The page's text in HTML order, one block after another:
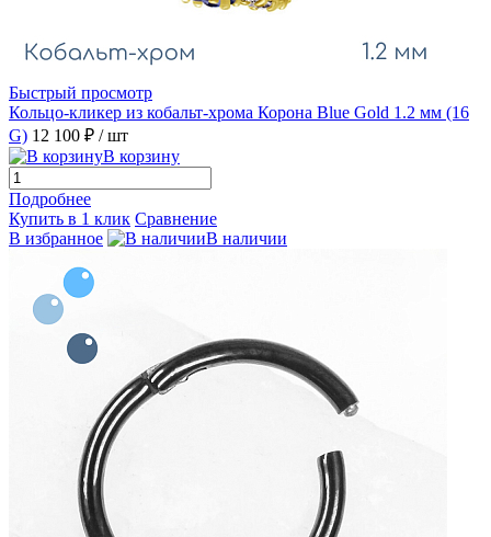
Быстрый просмотр
Кольцо-кликер из кобальт-хрома Корона Blue Gold 1.2 мм (16
G) 12 100 ₽ / шт
В корзину
Подробнее
Купить в 1 клик Сравнение
В избранное
В наличии